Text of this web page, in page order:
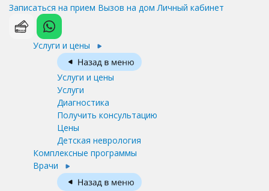
Записаться на прием Вызов на дом Личный кабинет
Услуги и цены
Услуги и цены
Услуги
Диагностика
Получить консультацию
Цены
Детская неврология
Комплексные программы
Врачи